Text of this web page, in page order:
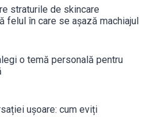
straturile de skincare
felul în care se așază machiajul
o temă personală pentru
ușoare: cum eviți